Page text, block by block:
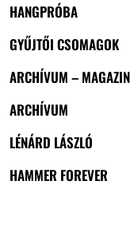
HANGPRÓBA
GYŰJTŐI CSOMAGOK
ARCHÍVUM – MAGAZIN
ARCHÍVUM
LÉNÁRD LÁSZLÓ
HAMMER FOREVER